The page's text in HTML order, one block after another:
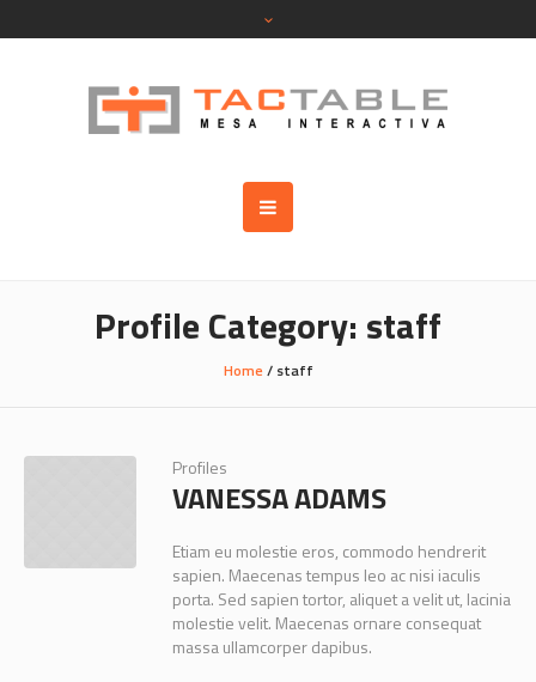
Profile Category: staff
Home / staff
Profiles
VANESSA ADAMS
Etiam eu molestie eros, commodo hendrerit
sapien. Maecenas tempus leo ac nisi iaculis
porta. Sed sapien tortor, aliquet a velit ut, lacinia
molestie velit. Maecenas ornare consequat
massa ullamcorper dapibus.